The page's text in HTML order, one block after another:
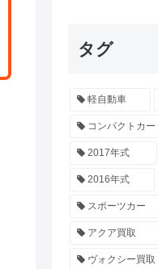
タグ
軽自動車
コンパクトカー
2017年式
2016年式
スポーツカー
アクア買取
ヴォクシー買取